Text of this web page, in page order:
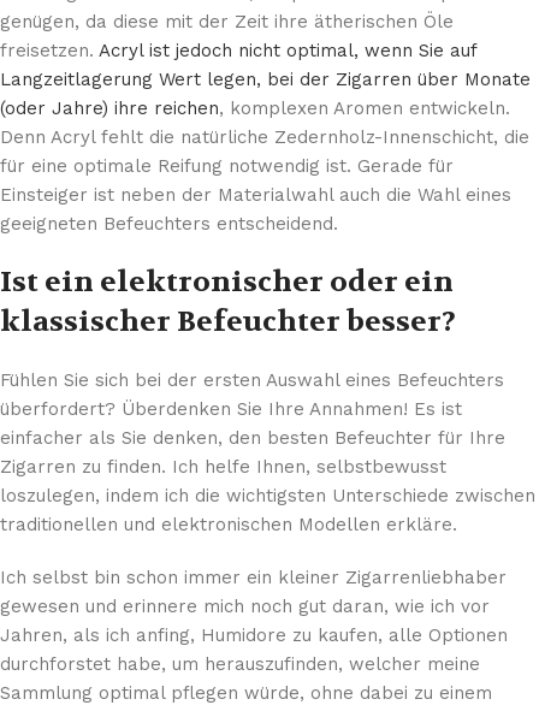
genügen, da diese mit der Zeit ihre ätherischen Öle
freisetzen. Acryl ist jedoch nicht optimal, wenn Sie auf
Langzeitlagerung Wert legen, bei der Zigarren über Monate
(oder Jahre) ihre reichen, komplexen Aromen entwickeln.
Denn Acryl fehlt die natürliche Zedernholz-Innenschicht, die
für eine optimale Reifung notwendig ist. Gerade für
Einsteiger ist neben der Materialwahl auch die Wahl eines
geeigneten Befeuchters entscheidend.
Ist ein elektronischer oder ein
klassischer Befeuchter besser?
Fühlen Sie sich bei der ersten Auswahl eines Befeuchters
überfordert? Überdenken Sie Ihre Annahmen! Es ist
einfacher als Sie denken, den besten Befeuchter für Ihre
Zigarren zu finden. Ich helfe Ihnen, selbstbewusst
loszulegen, indem ich die wichtigsten Unterschiede zwischen
traditionellen und elektronischen Modellen erkläre.
Ich selbst bin schon immer ein kleiner Zigarrenliebhaber
gewesen und erinnere mich noch gut daran, wie ich vor
Jahren, als ich anfing, Humidore zu kaufen, alle Optionen
durchforstet habe, um herauszufinden, welcher meine
Sammlung optimal pflegen würde, ohne dabei zu einem